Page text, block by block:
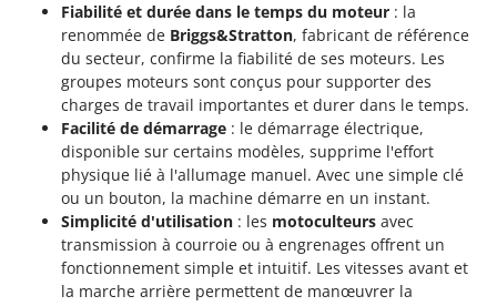
Fiabilité et durée dans le temps du moteur : la
renommée de Briggs&Stratton, fabricant de référence
du secteur, confirme la fiabilité de ses moteurs. Les
groupes moteurs sont conçus pour supporter des
charges de travail importantes et durer dans le temps.
Facilité de démarrage : le démarrage électrique,
disponible sur certains modèles, supprime l'effort
physique lié à l'allumage manuel. Avec une simple clé
ou un bouton, la machine démarre en un instant.
Simplicité d'utilisation : les motoculteurs avec
transmission à courroie ou à engrenages offrent un
fonctionnement simple et intuitif. Les vitesses avant et
la marche arrière permettent de manœuvrer la